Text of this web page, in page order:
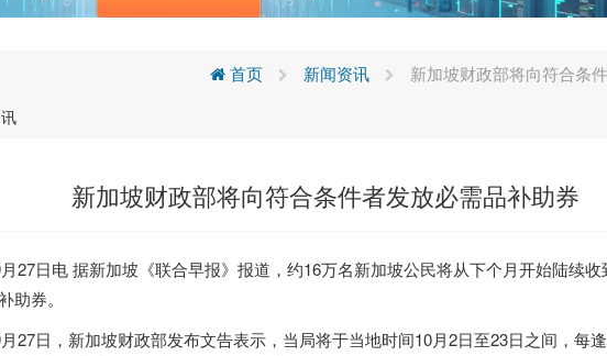
首页 新闻资讯 新加坡财政部将向符合条
新加坡财政部将向符合条件者发放必需品补助券
27日电 据新加坡 《联合早报》报道，约16万名新加坡公民将从下个月开始陆续收
助券。
27日， 新加坡财政部发布文告表示，当局将于当地时间10月2日至23日之间，每